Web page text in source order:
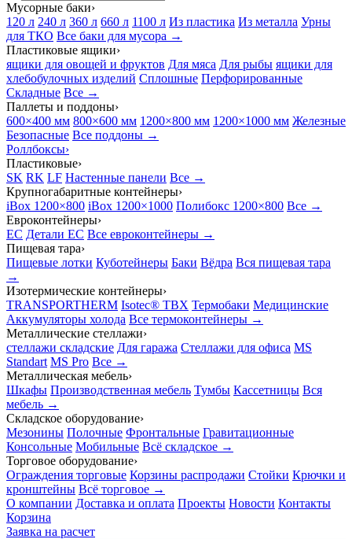
Мусорные баки›
120 л 240 л 360 л 660 л 1100 л Из пластика Из металла Урны
для ТКО Все баки для мусора →
Пластиковые ящики›
ящики для овощей и фруктов Для мяса Для рыбы ящики для
хлебобулочных изделий Сплошные Перфорированные
Складные Все →
Паллеты и поддоны›
600×400 мм 800×600 мм 1200×800 мм 1200×1000 мм Железные
Безопасные Все поддоны →
Роллбоксы›
Пластиковые›
SK RK LF Настенные панели Все →
Крупногабаритные контейнеры›
iBox 1200×800 iBox 1200×1000 Полибокс 1200×800 Все →
Евроконтейнеры›
EC Детали EC Все евроконтейнеры →
Пищевая тара›
Пищевые лотки Куботейнеры Баки Вёдра Вся пищевая тара
→
Изотермические контейнеры›
TRANSPORTHERM Isotec® TBX Термобаки Медицинские
Аккумуляторы холода Все термоконтейнеры →
Металлические стеллажи›
стеллажи складские Для гаража Стеллажи для офиса MS
Standart MS Pro Все →
Металлическая мебель›
Шкафы Производственная мебель Тумбы Кассетницы Вся
мебель →
Складское оборудование›
Мезонины Полочные Фронтальные Гравитационные
Консольные Мобильные Всё складское →
Торговое оборудование›
Ограждения торговые Корзины распродажи Стойки Крючки и
кронштейны Всё торговое →
О компании Доставка и оплата Проекты Новости Контакты
Корзина
Заявка на расчет